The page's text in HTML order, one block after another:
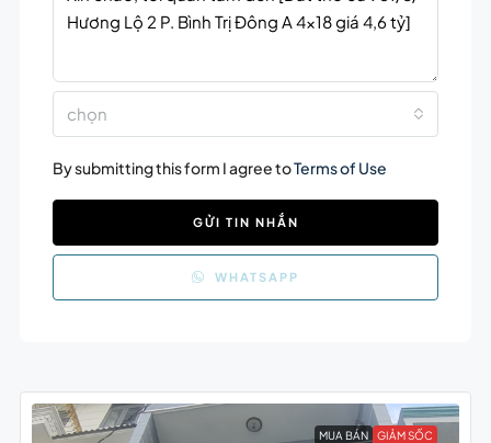
chọn
By submitting this form I agree toTerms of Use
GỬI TIN NHẮN
WHATSAPP
MUA BÁN GIẢM SỐC